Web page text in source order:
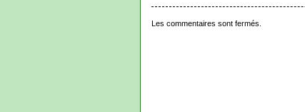
Les commentaires sont fermés.